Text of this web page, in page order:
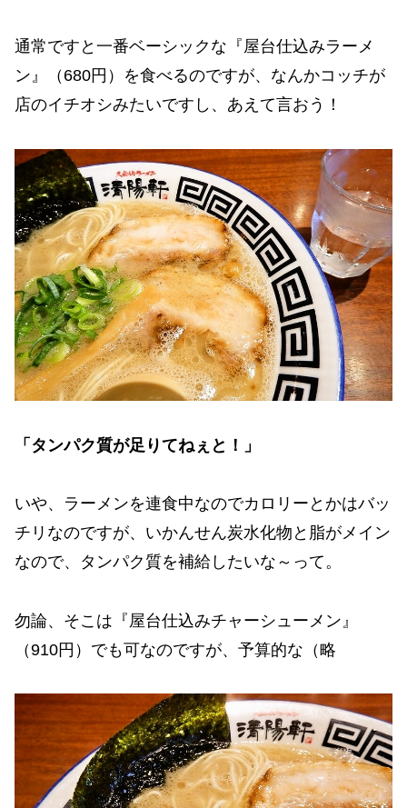
通常ですと一番ベーシックな『屋台仕込みラーメ
ン』（680円）を食べるのですが、なんかコッチが
店のイチオシみたいですし、あえて言おう！
「タンパク質が足りてねぇと！」
いや、ラーメンを連食中なのでカロリーとかはバッ
チリなのですが、いかんせん炭水化物と脂がメイン
なので、タンパク質を補給したいな～って。
勿論、そこは『屋台仕込みチャーシューメン』
（910円）でも可なのですが、予算的な（略